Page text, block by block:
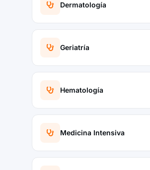
Dermatología
Geriatría
Hematología
Medicina Intensiva